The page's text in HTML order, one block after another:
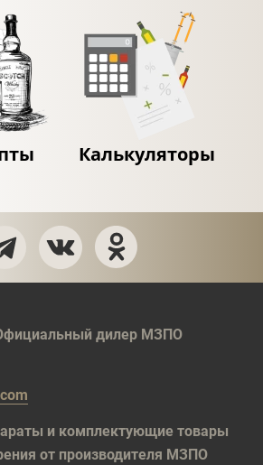
Калькуляторы
дилер МЗПО
и комплектующие товары
от производителя МЗПО